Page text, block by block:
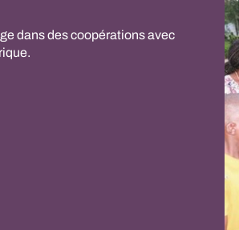
dans des coopérations avec